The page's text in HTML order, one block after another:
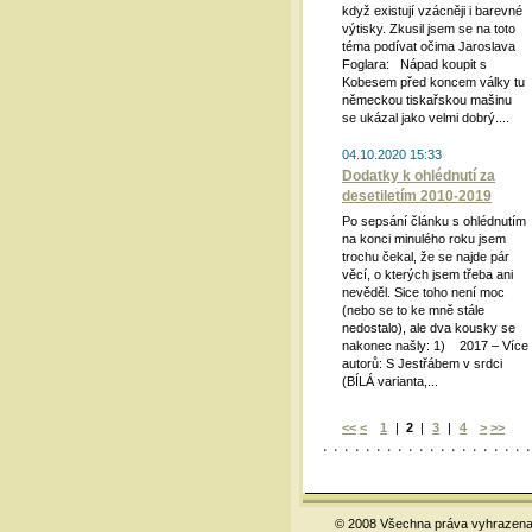
když existují vzácněji i barevné
výtisky. Zkusil jsem se na toto
téma podívat očima Jaroslava
Foglara: Nápad koupit s
Kobesem před koncem války tu
německou tiskařskou mašinu
se ukázal jako velmi dobrý....
04.10.2020 15:33
Dodatky k ohlédnutí za
desetiletím 2010-2019
Po sepsání článku s ohlédnutím
na konci minulého roku jsem
trochu čekal, že se najde pár
věcí, o kterých jsem třeba ani
nevěděl. Sice toho není moc
(nebo se to ke mně stále
nedostalo), ale dva kousky se
nakonec našly: 1) 2017 – Více
autorů: S Jestřábem v srdci
(BÍLÁ varianta,...
<< < 1 | 2 | 3 | 4 > >>
© 2008 Všechna práva